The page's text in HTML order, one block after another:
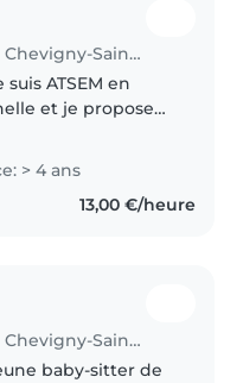
Babysitter in Chevigny-Saint-Sauveur
et je propose
au
au
m'occuper
> 4 ans
13,00 €/heure
Babysitter in Chevigny-Saint-Sauveur
baby-sitter de